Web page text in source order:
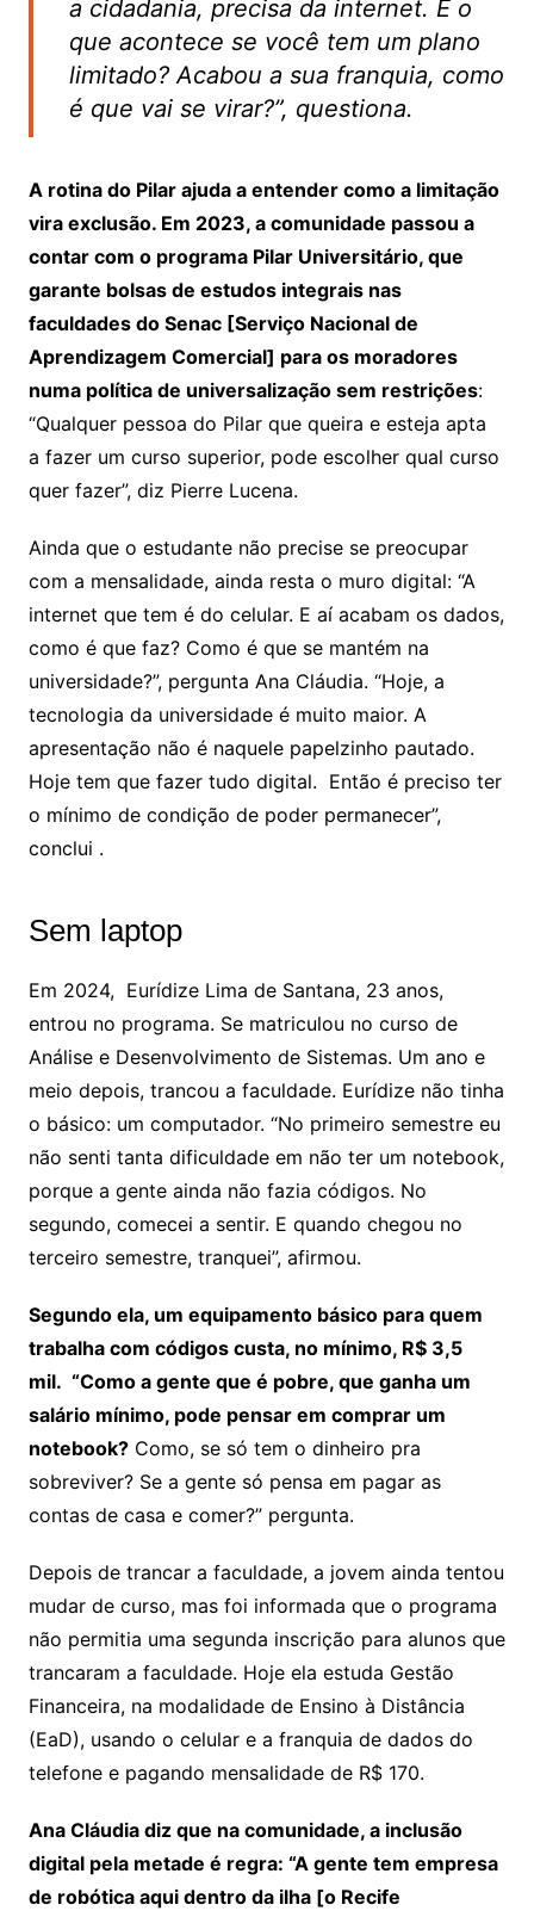
a cidadania, precisa da internet. E o
que acontece se você tem um plano
limitado? Acabou a sua franquia, como
é que vai se virar?”, questiona.
A rotina do Pilar ajuda a entender como a limitação
vira exclusão. Em 2023, a comunidade passou a
contar com o programa Pilar Universitário, que
garante bolsas de estudos integrais nas
faculdades do Senac [Serviço Nacional de
Aprendizagem Comercial] para os moradores
numa política de universalização sem restrições:
“Qualquer pessoa do Pilar que queira e esteja apta
a fazer um curso superior, pode escolher qual curso
quer fazer”, diz Pierre Lucena.
Ainda que o estudante não precise se preocupar
com a mensalidade, ainda resta o muro digital: “A
internet que tem é do celular. E aí acabam os dados,
como é que faz? Como é que se mantém na
universidade?”, pergunta Ana Cláudia. “Hoje, a
tecnologia da universidade é muito maior. A
apresentação não é naquele papelzinho pautado.
Hoje tem que fazer tudo digital. Então é preciso ter
o mínimo de condição de poder permanecer”,
conclui .
Sem laptop
Em 2024, Eurídize Lima de Santana, 23 anos,
entrou no programa. Se matriculou no curso de
Análise e Desenvolvimento de Sistemas. Um ano e
meio depois, trancou a faculdade. Eurídize não tinha
o básico: um computador. “No primeiro semestre eu
não senti tanta dificuldade em não ter um notebook,
porque a gente ainda não fazia códigos. No
segundo, comecei a sentir. E quando chegou no
terceiro semestre, tranquei”, afirmou.
Segundo ela, um equipamento básico para quem
trabalha com códigos custa, no mínimo, R$ 3,5
mil. “Como a gente que é pobre, que ganha um
salário mínimo, pode pensar em comprar um
notebook?Como, se só tem o dinheiro pra
sobreviver? Se a gente só pensa em pagar as
contas de casa e comer?” pergunta.
Depois de trancar a faculdade, a jovem ainda tentou
mudar de curso, mas foi informada que o programa
não permitia uma segunda inscrição para alunos que
trancaram a faculdade. Hoje ela estuda Gestão
Financeira, na modalidade de Ensino à Distância
(EaD), usando o celular e a franquia de dados do
telefone e pagando mensalidade de R$ 170.
Ana Cláudia diz que na comunidade, a inclusão
digital pela metade é regra: “A gente tem empresa
de robótica aqui dentro da ilha [o Recife